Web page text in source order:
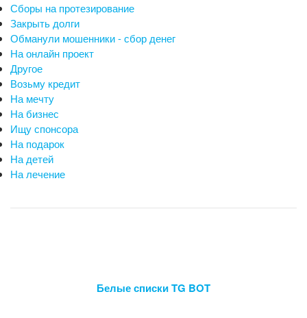
Сборы на протезирование
Закрыть долги
Обманули мошенники - сбор денег
На онлайн проект
Другое
Возьму кредит
На мечту
На бизнес
Ищу спонсора
На подарок
На детей
На лечение
Белые списки TG BOT